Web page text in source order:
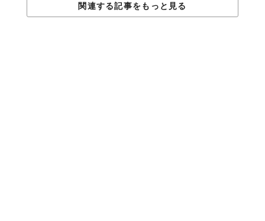
関連する記事をもっと見る